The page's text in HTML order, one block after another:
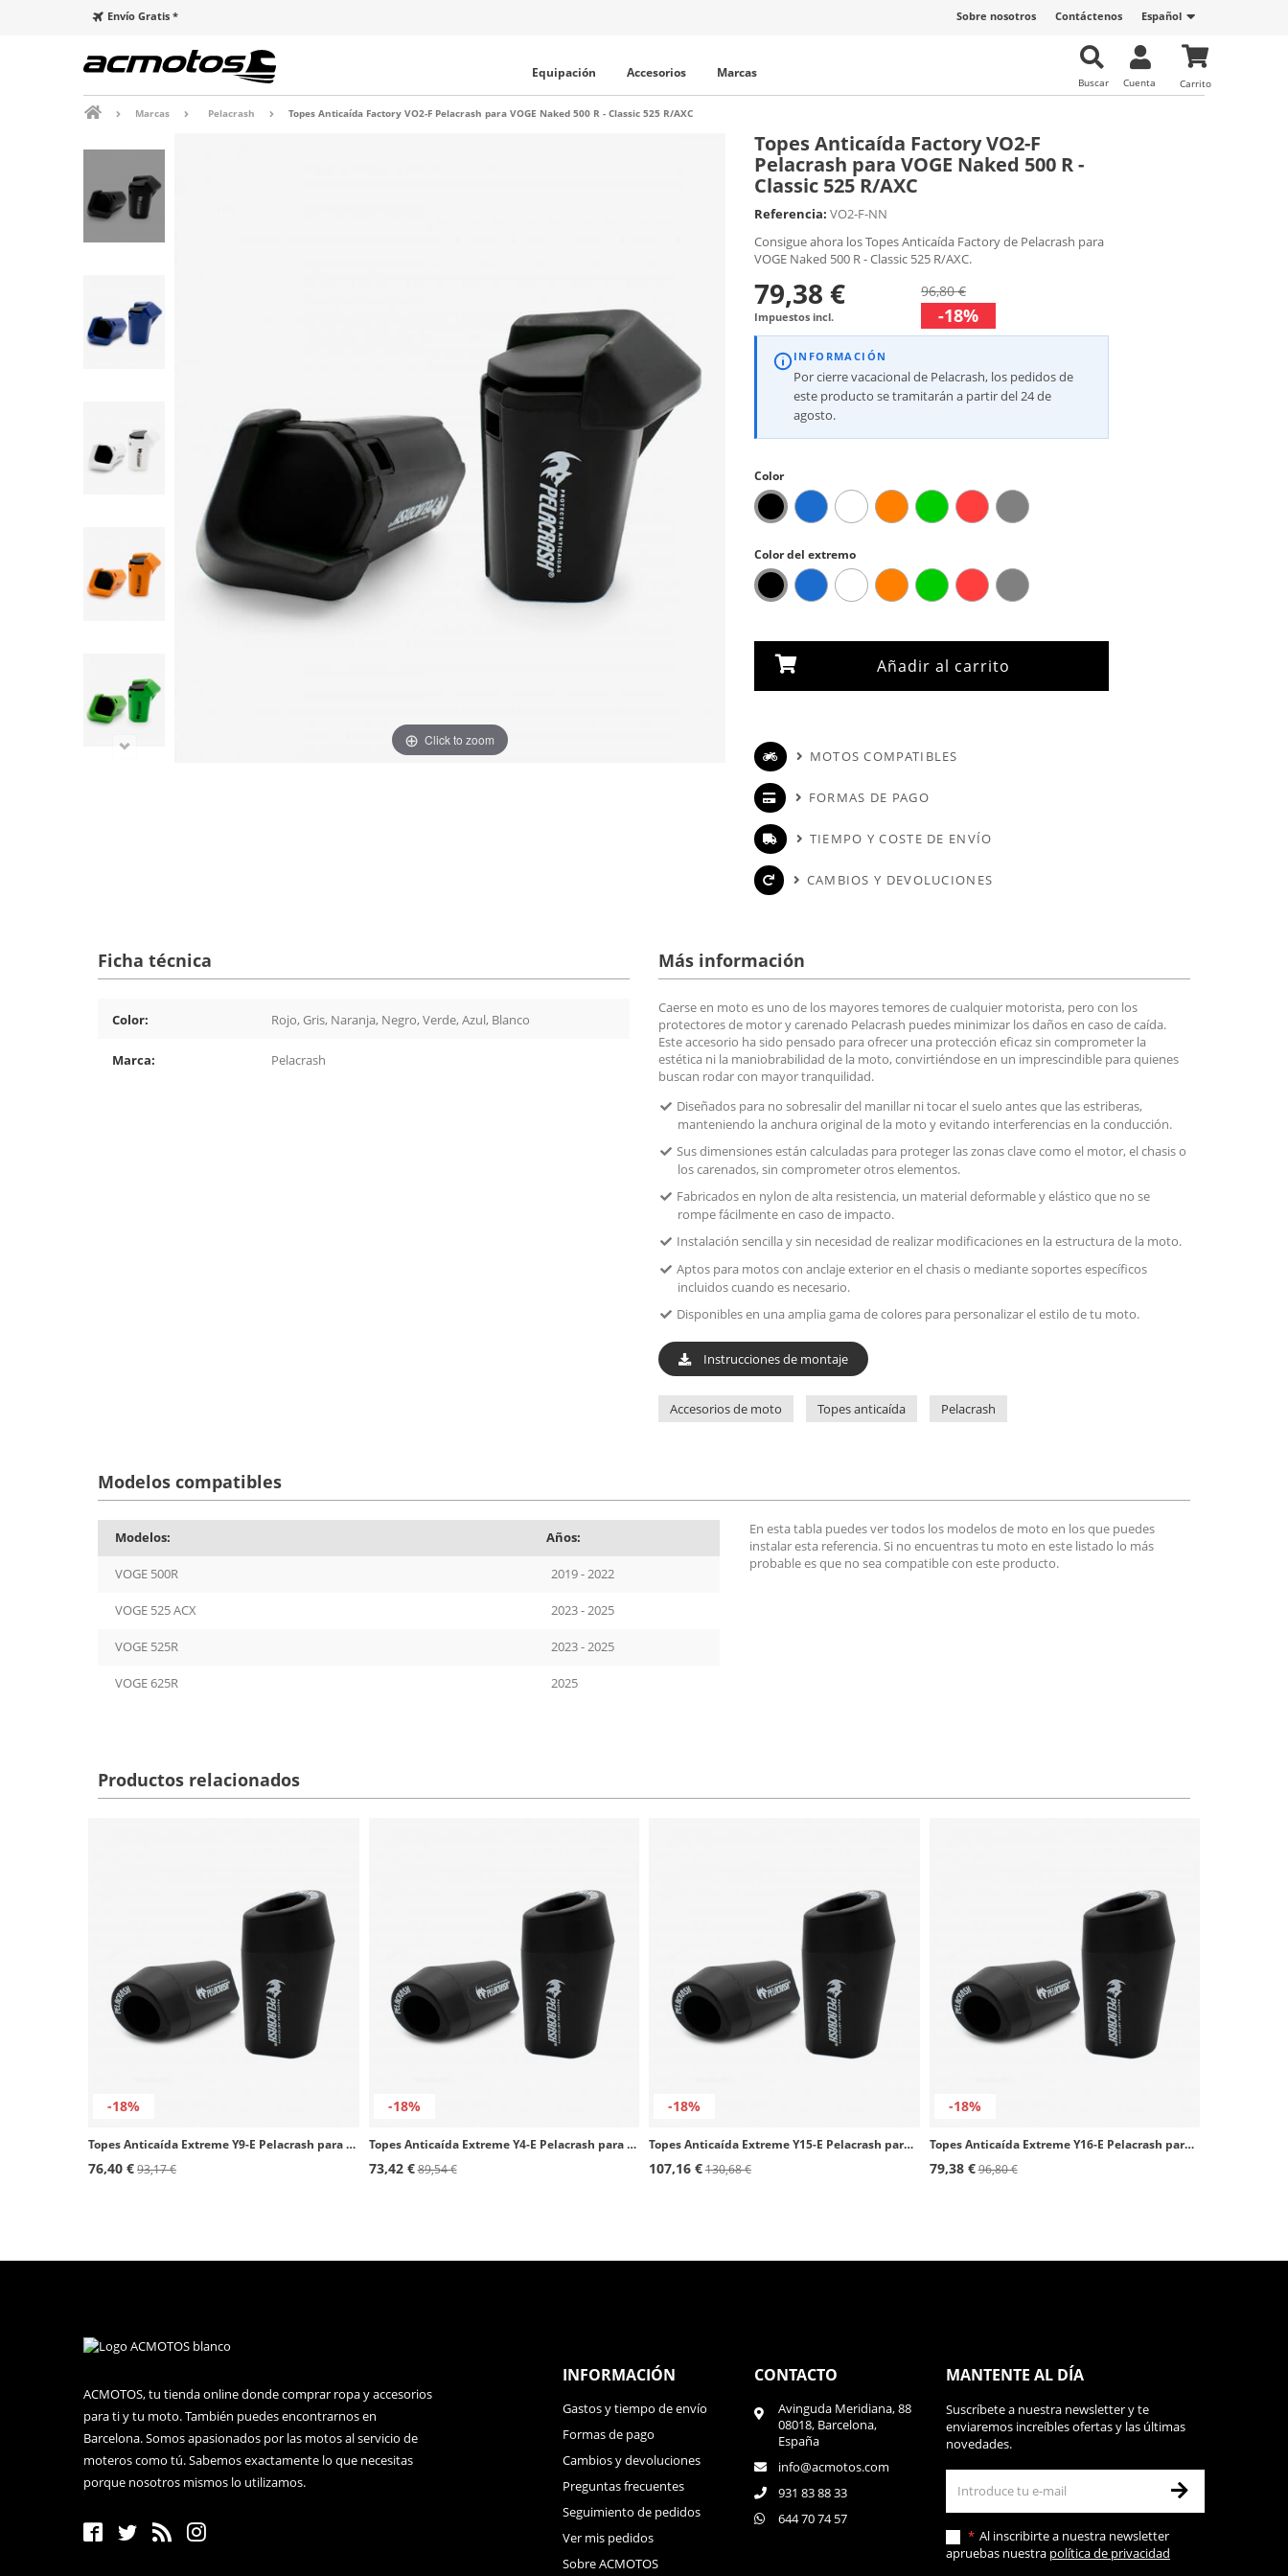
Español
Contáctenos
Sobre nosotros
Envío Gratis *
Carrito
Cuenta
Buscar
Equipación Accesorios Marcas
Marcas Pelacrash Topes Anticaída Factory VO2-F Pelacrash para VOGE Naked 500 R - Classic 525 R/AXC
Click to zoom
Topes Anticaída Factory VO2-F
Pelacrash para VOGE Naked 500 R -
Classic 525 R/AXC
Referencia: VO2-F-NN
Consigue ahora los Topes Anticaída Factory de Pelacrash para
VOGE Naked 500 R - Classic 525 R/AXC.
79,38 €
Impuestos incl.
96,80 €
-18%
INFORMACIÓN
Por cierre vacacional de Pelacrash, los pedidos de
este producto se tramitarán a partir del 24 de
agosto.
Color
Color del extremo
Añadir al carrito
MOTOS COMPATIBLES
FORMAS DE PAGO
TIEMPO Y COSTE DE ENVÍO
CAMBIOS Y DEVOLUCIONES
Ficha técnica
Color: Rojo, Gris, Naranja, Negro, Verde, Azul, Blanco
Marca: Pelacrash
Más información
Caerse en moto es uno de los mayores temores de cualquier motorista, pero con los
protectores de motor y carenado Pelacrash puedes minimizar los daños en caso de caída.
Este accesorio ha sido pensado para ofrecer una protección eficaz sin comprometer la
estética ni la maniobrabilidad de la moto, convirtiéndose en un imprescindible para quienes
buscan rodar con mayor tranquilidad.
Diseñados para no sobresalir del manillar ni tocar el suelo antes que las estriberas,
manteniendo la anchura original de la moto y evitando interferencias en la conducción.
Sus dimensiones están calculadas para proteger las zonas clave como el motor, el chasis o
los carenados, sin comprometer otros elementos.
Fabricados en nylon de alta resistencia, un material deformable y elástico que no se
rompe fácilmente en caso de impacto.
Instalación sencilla y sin necesidad de realizar modificaciones en la estructura de la moto.
Aptos para motos con anclaje exterior en el chasis o mediante soportes específicos
incluidos cuando es necesario.
Disponibles en una amplia gama de colores para personalizar el estilo de tu moto.
Instrucciones de montaje
Accesorios de moto Topes anticaída Pelacrash
Modelos compatibles
Modelos: Años:
VOGE 500R 2019 - 2022
VOGE 525 ACX 2023 - 2025
VOGE 525R 2023 - 2025
VOGE 625R 2025
En esta tabla puedes ver todos los modelos de moto en los que puedes
instalar esta referencia. Si no encuentras tu moto en este listado lo más
probable es que no sea compatible con este producto.
Productos relacionados
-18%
Topes Anticaída Extreme Y9-E Pelacrash para Yamaha TDM 900 (02-10)
76,40 €93,17 €
-18%
Topes Anticaída Extreme Y4-E Pelacrash para Yamaha YZF 600R Thundercat
73,42 €89,54 €
-18%
Topes Anticaída Extreme Y15-E Pelacrash para Yamaha R1 (07-08)
107,16 €130,68 €
-18%
Topes Anticaída Extreme Y16-E Pelacrash para Yamaha R6R (08-16)
79,38 €96,80 €
ACMOTOS, tu tienda online donde comprar ropa y accesorios
para ti y tu moto. También puedes encontrarnos en
Barcelona. Somos apasionados por las motos al servicio de
moteros como tú. Sabemos exactamente lo que necesitas
porque nosotros mismos lo utilizamos.
INFORMACIÓN
Gastos y tiempo de envío
Formas de pago
Cambios y devoluciones
Preguntas frecuentes
Seguimiento de pedidos
Ver mis pedidos
Sobre ACMOTOS
CONTACTO
Avinguda Meridiana, 88
08018, Barcelona,
España
info@acmotos.com
931 83 88 33
644 70 74 57
MANTENTE AL DÍA
Suscríbete a nuestra newsletter y te
enviaremos increíbles ofertas y las últimas
novedades.
Al inscribirte a nuestra newsletter
apruebas nuestra política de privacidad